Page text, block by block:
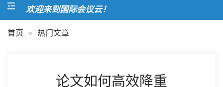
欢迎来到国际会议云！
首页 > 热门文章
论文如何高效降重